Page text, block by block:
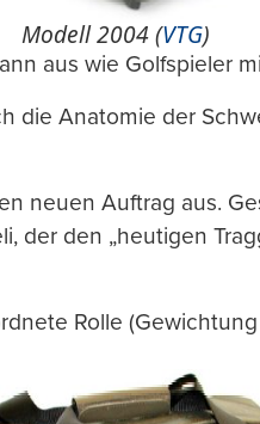
Modell 2004 (VTG)
aus wie Golfspieler
die Anatomie der
neuen Auftrag aus.
der den „heutigen
Rolle